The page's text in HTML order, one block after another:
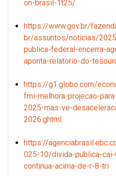
on-brasil-1t25/
https://www.gov.br/
br/assuntos/noticias/
publica-federal-encerra-
aponta-relatorio-do-
https://g1.globo.com/
fmi-melhora-projecao-
2025-mas-ve-
2026.ghtml
https://
025-10/divida-publica-
continua-acima-de-r-8-tri